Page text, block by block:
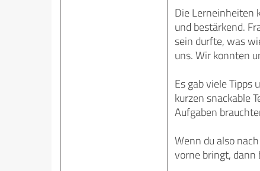
Die Lerneinheiten
und bestärkend.
sein durfte, was
uns. Wir konnten
Es gab viele Tipps
kurzen snackable
Aufgaben
Wenn du also
vorne bringt, dann